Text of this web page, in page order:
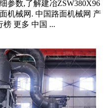
参数,了解建冶ZSW380X96
机械网. 中国路面机械网 产
更多 中国 ...